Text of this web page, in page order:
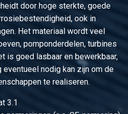
rond 91 geschild a 6200
door hoge sterkte, goede
ook in
Het materiaal wordt veel
pomponderdelen, turbines
is goed lasbaar en bewerkbaar,
nodig kan zijn om de
te realiseren.
3.1